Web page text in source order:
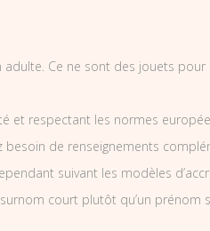
Ce ne sont des jouets
respectant les normes
de renseignements
suivant les modèles
court plutôt qu’un prénom